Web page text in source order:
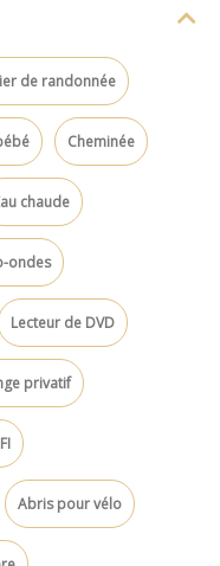
de randonnée
Cheminée
chaude
ondes
Lecteur de DVD
privatif
Abris pour vélo